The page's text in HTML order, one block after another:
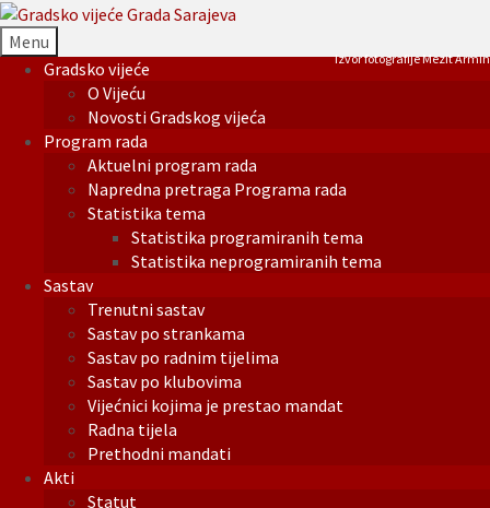
Menu
Gradsko vijeće
O Vijeću
Novosti Gradskog vijeća
Program rada
Aktuelni program rada
Napredna pretraga Programa rada
Statistika tema
Statistika programiranih tema
Statistika neprogramiranih tema
Sastav
Trenutni sastav
Sastav po strankama
Sastav po radnim tijelima
Sastav po klubovima
Vijećnici kojima je prestao mandat
Radna tijela
Prethodni mandati
Akti
Statut
Izvor fotografije Mezit Armin